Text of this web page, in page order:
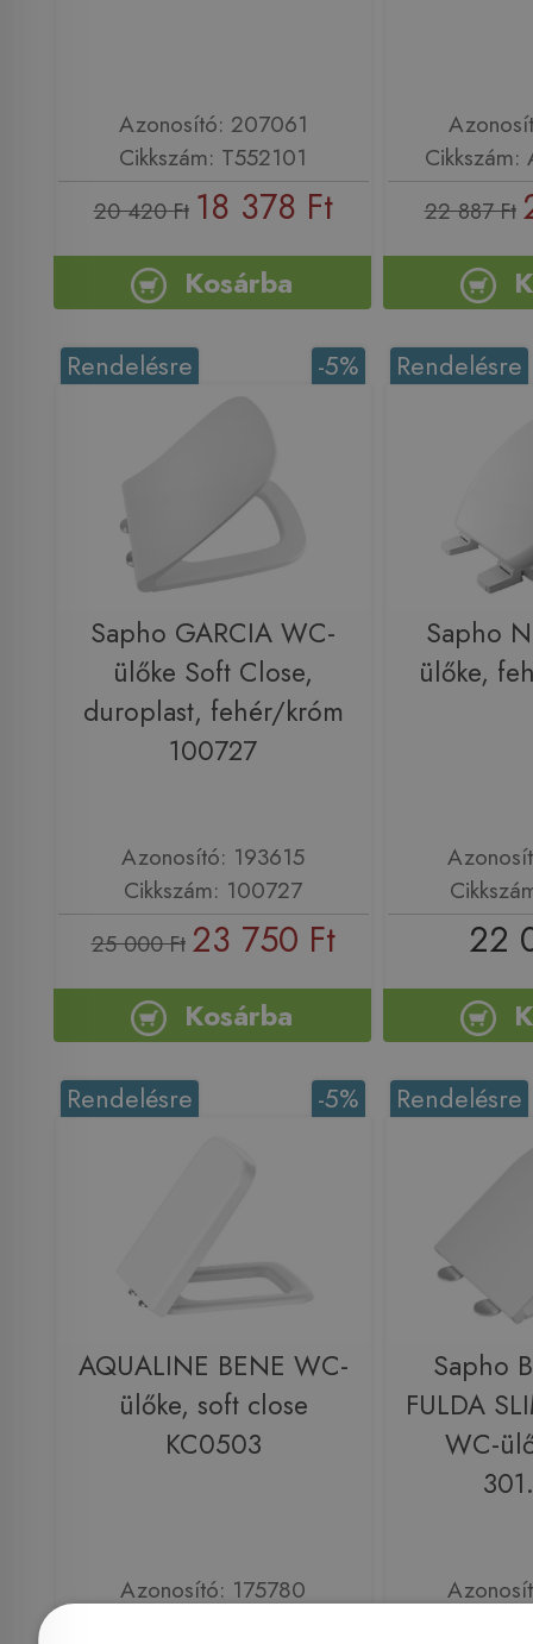
Azonosító: 207061
Cikkszám: T552101
20 420 Ft 18 378 Ft
Kosárba
22 887 Ft
-5%
Rendelésre
Sapho GARCIA WC-
ülőke Soft Close,
duroplast, fehér/króm
100727
Azonosító: 193615
Cikkszám: 100727
25 000 Ft 23 750 Ft
Kosárba
Rendelésre
Sapho
ülőke,
22
-5%
Rendelésre
AQUALINE BENE WC-
ülőke, soft close
KC0503
Azonosító: 175780
Rendelésre
Sapho
FULDA
WC-